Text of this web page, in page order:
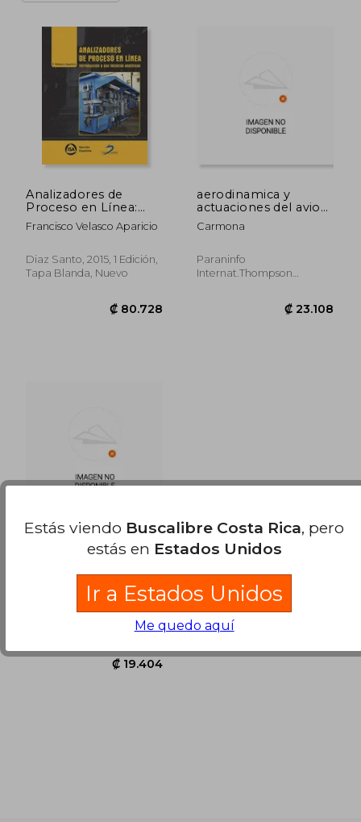
Analizadores de
Proceso en Línea:
Introducción a sus
Técnicas Analíticas
Francisco Velasco Aparicio
Diaz Santo, 2015, 1 Edición,
Tapa Blanda, Nuevo
aerodinamica y
actuaciones del avion
9âºed.
Carmona
Paraninfo
Internat.thompson
Análisis Textural de
Mediantes Adsorción
Física de Gases
Estás viendo Buscalibre Costa Rica, pero
estás en Estados Unidos
Ir a Estados Unidos
Me quedo aquí